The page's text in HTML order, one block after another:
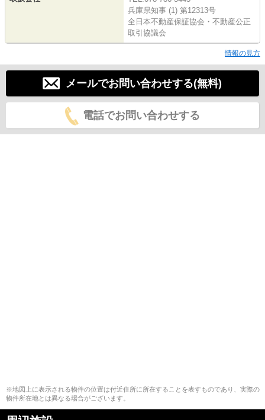
兵庫県知事 (1) 第12313号
全日本不動産保証協会・不動産公正
取引協議会
情報の見方
メールでお問い合わせする(無料)
電話でお問い合わせする
※地図上に表示される物件の位置は付近住所に所在することを表すものであり、実際の
物件所在地とは異なる場合がございます。